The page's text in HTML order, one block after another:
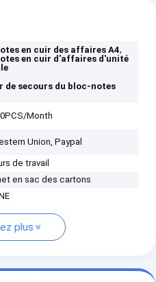
en cuir des affaires A4,
en cuir d'affaires d'unité
de secours du bloc-notes
Month
Union, Paypal
de travail
en sac des cartons
plus